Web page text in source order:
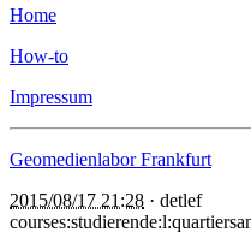
Home
How-to
Impressum
Geomedienlabor Frankfurt
2015/08/17 21:28 · detlef